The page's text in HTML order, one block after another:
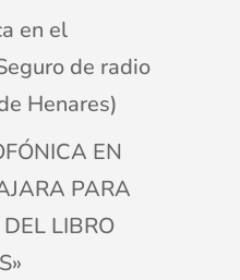
en el
de radio
Henares)
EN
PARA
LIBRO